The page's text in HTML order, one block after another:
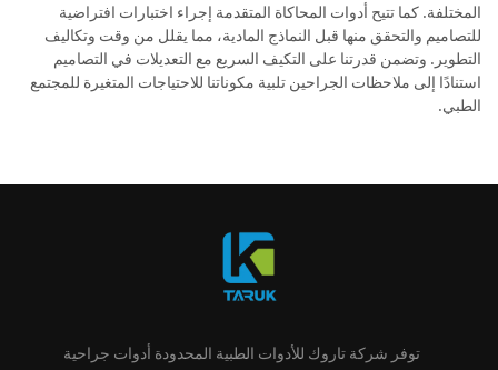
المختلفة. كما تتيح أدوات المحاكاة المتقدمة إجراء اختبارات افتراضية
للتصاميم والتحقق منها قبل النماذج المادية، مما يقلل من وقت وتكاليف
التطوير. وتضمن قدرتنا على التكيف السريع مع التعديلات في التصاميم
استنادًا إلى ملاحظات الجراحين تلبية مكوناتنا للاحتياجات المتغيرة للمجتمع
الطبي.
توفر شركة تاروك للأدوات الطبية المحدودة أدوات جراحية